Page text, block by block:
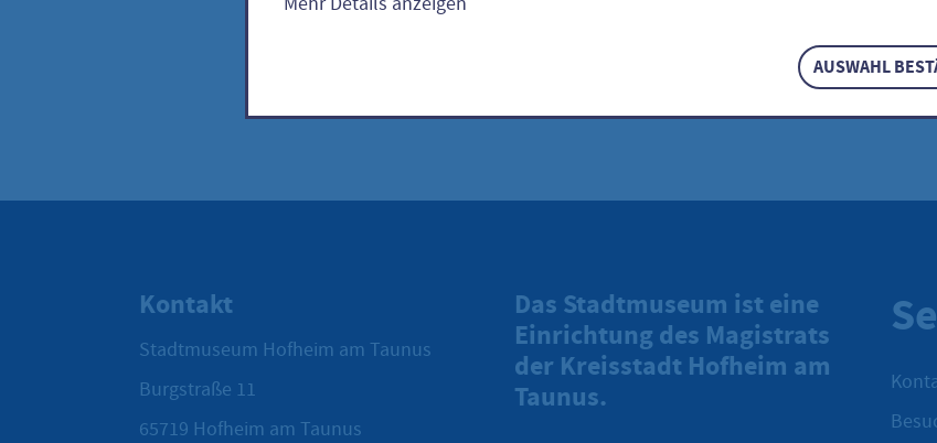
Kontakt
Stadtmuseum Hofheim am Taunus
Burgstraße 11
65719 Hofheim am Taunus
Das Stadtmuseum ist eine
Einrichtung des Magistrats
der Kreisstadt Hofheim am
Taunus.
n
AUSWAHL